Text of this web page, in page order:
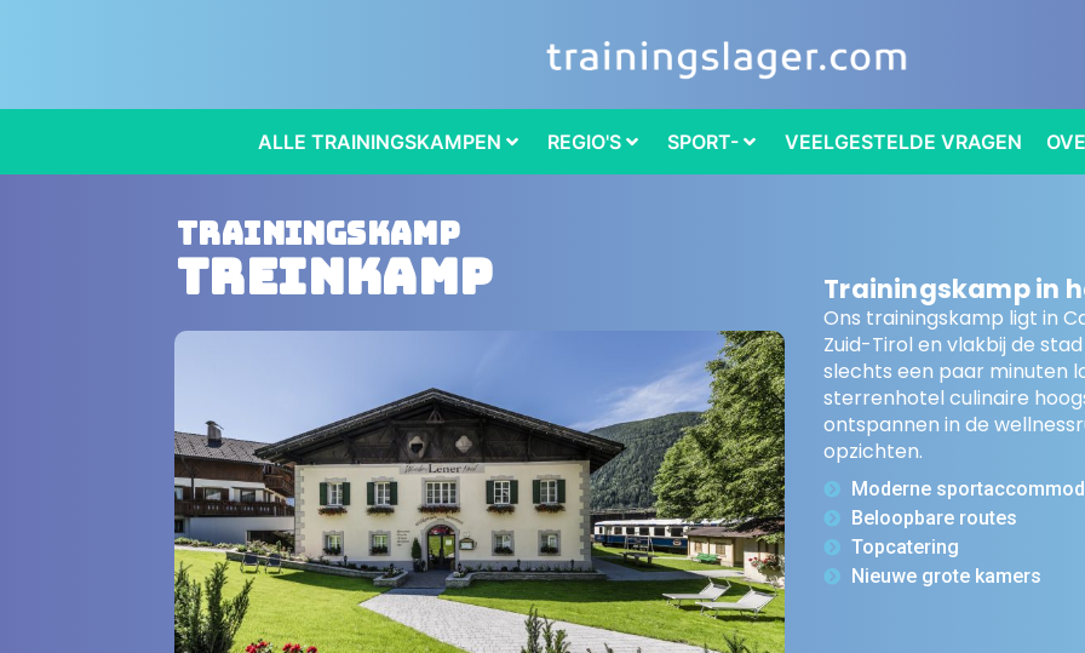
ALLE TRAININGSKAMPEN REGIO'S SPORT- VEELGESTELDE VRAGEN
Trainingskamp
Treinkamp Trainingskamp in
Ons trainingskamp ligt in
Zuid-Tirol en vlakbij de
slechts een paar minuten
sterrenhotel culinaire
ontspannen in de
opzichten.
Moderne
Beloopbare routes
Topcatering
Nieuwe grote kamers